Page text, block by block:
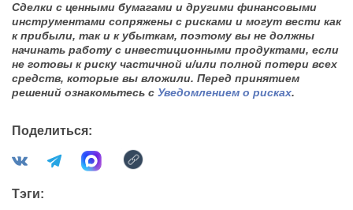
Сделки с ценными бумагами и другими финансовыми
инструментами сопряжены с рисками и могут вести как
к прибыли, так и к убыткам, поэтому вы не должны
начинать работу с инвестиционными продуктами, если
не готовы к риску частичной и/или полной потери всех
средств, которые вы вложили. Перед принятием
решений ознакомьтесь с Уведомлением о рисках.
Поделиться:
Тэги: